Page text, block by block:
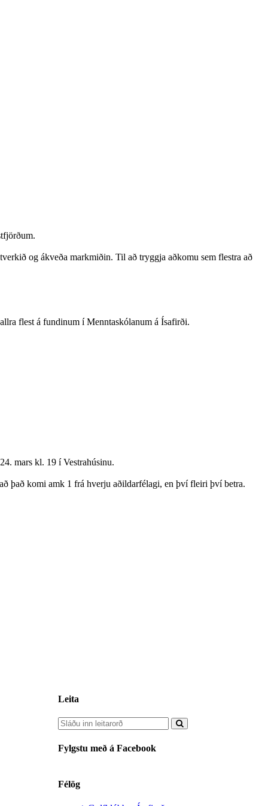
og ákveða markmiðin. Til að tryggja aðkomu sem flestra að
flest á fundinum í Menntaskólanum á Ísafirði.
mars kl. 19 í Vestrahúsinu.
það komi amk 1 frá hverju aðildarfélagi, en því fleiri því betra.
Leita
Fylgstu með á Facebook
Félög